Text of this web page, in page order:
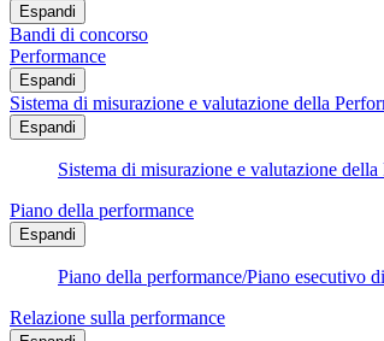
Espandi
Bandi di concorso
Performance
Espandi
Sistema di misurazione e valutazione della
Espandi
Sistema di misurazione e valutazione della
Piano della performance
Espandi
Piano della performance/Piano esecutivo
Relazione sulla performance